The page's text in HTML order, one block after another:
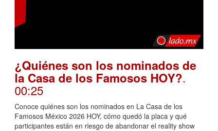
¿Quiénes son los nominados de
la Casa de los Famosos HOY?.
00:25
Conoce quiénes son los nominados en La Casa de los
Famosos México 2026 HOY, cómo quedó la placa y qué
participantes están en riesgo de abandonar el reality show